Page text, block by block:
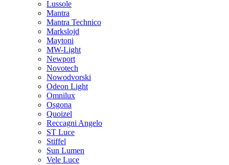
Lussole
Mantra
Mantra Technico
Markslojd
Maytoni
MW-Light
Newport
Novotech
Nowodvorski
Odeon Light
Omnilux
Osgona
Quoizel
Reccagni Angelo
ST Luce
Stiffel
Sun Lumen
Vele Luce